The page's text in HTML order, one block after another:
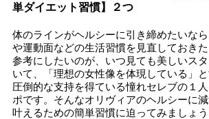
単ダイエット習慣】２つ
体のラインがヘルシーに引き締めたいな
や運動面などの生活習慣を見直しておき
参考にしたいのが、いつ見ても美しいス
いて、「理想の女性像を体現している」
圧倒的な支持を得ている憧れセレブの１
ポです。そんなオリヴィアのヘルシーに
叶えるための簡単習慣に迫ってみましょう